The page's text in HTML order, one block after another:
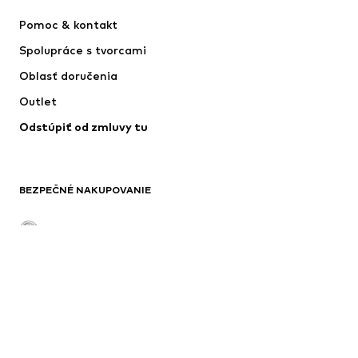
ADIDAS PERFORMANCE
Pomoc & kontakt
Spolupráce s tvorcami
Oblasť doručenia
Outlet
Odstúpiť od zmluvy tu
BEZPEČNÉ NAKUPOVANIE